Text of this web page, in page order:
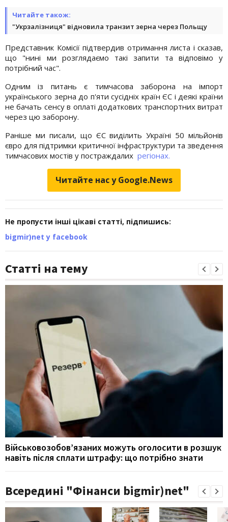
Читайте також:
"Укрзалізниця" відновила транзит зерна через Польщу
Представник Комісії підтвердив отримання листа і сказав,
що "нині ми розглядаємо такі запити та відповімо у
потрібний час".
Одним із питань є тимчасова заборона на імпорт
українського зерна до п'яти сусідніх країн ЄС і деякі країни
не бачать сенсу в оплаті додаткових транспортних витрат
через цю заборону.
Раніше ми писали, що ЄС виділить Україні 50 мільйонів
євро для підтримки критичної інфраструктури та зведення
тимчасових мостів у постраждалих регіонах.
Читайте нас у Google.News
Не пропусти інші цікаві статті, підпишись:
bigmir)net у facebook
Статті на тему
Військовозобов’язаних можуть оголосити в розшук
навіть після сплати штрафу: що потрібно знати
Всередині "Фінанси bigmir)net"